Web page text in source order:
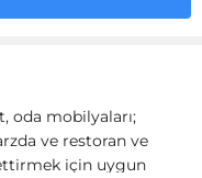
oda mobilyaları;
ve restoran ve
için uygun